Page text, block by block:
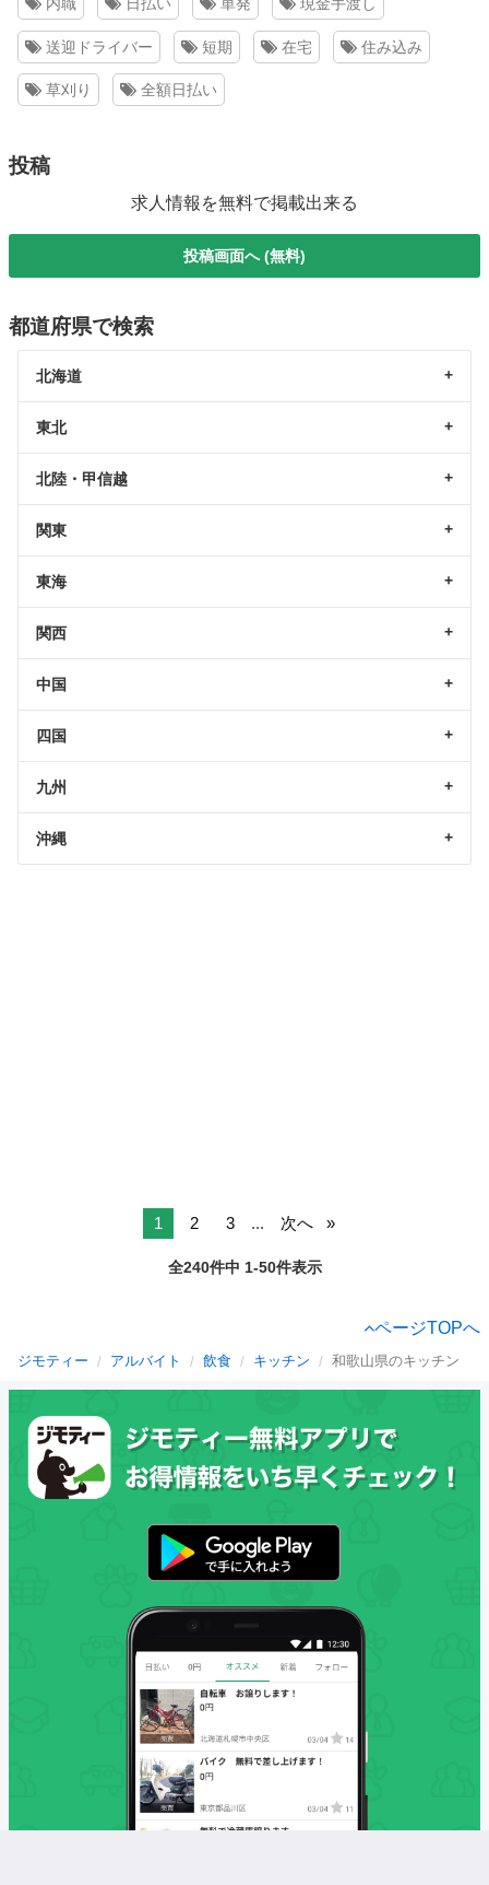
内職 日払い 単発 現金手渡し
送迎ドライバー 短期 在宅 住み込み
草刈り 全額日払い
投稿
求人情報を無料で掲載出来る
投稿画面へ (無料)
都道府県で検索
北海道
東北
北陸・甲信越
関東
東海
関西
中国
四国
九州
沖縄
1 2 3 ... 次へ
全240件中 1-50件表示
ページTOPへ
ジモティー アルバイト 飲食 キッチン 和歌山県のキッチン